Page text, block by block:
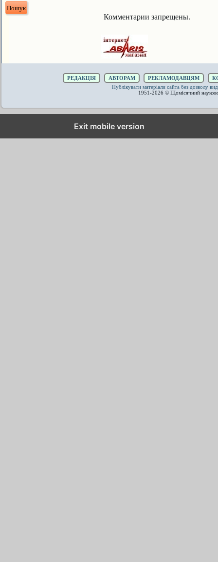
Комментарии запрещены.
РЕДАКЦІЯ АВТОРАМ РЕКЛАМОДАВЦЯМ
Публікувати матеріали сайта без дозволу
1951-2026 © Щомісячний
Exit mobile version